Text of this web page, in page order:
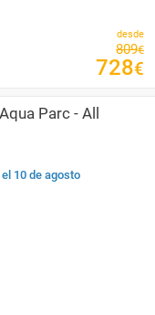
desde
809€
728€
Parc - All
10 de agosto